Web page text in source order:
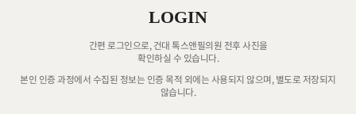
LOGIN
간편 로그인으로, 건대 톡스앤필의원 전후 사진을
확인하실 수 있습니다.
본인 인증 과정에서 수집된 정보는 인증 목적 외에는 사용되지 않으며, 별도로 저장되지
않습니다.